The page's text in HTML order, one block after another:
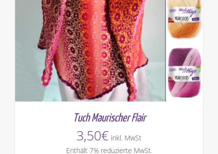
Tuch Maurischer Flair
3,50€ inkl. MwSt
Enthält 7% reduzierte MwSt.